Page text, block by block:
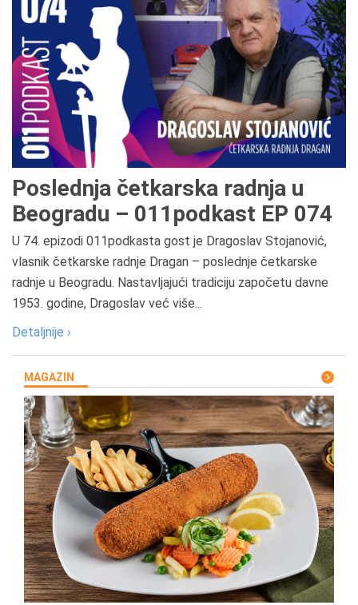
Poslednja četkarska radnja u
Beogradu – 011podkast EP 074
U 74. epizodi 011podkasta gost je Dragoslav Stojanović,
vlasnik četkarske radnje Dragan – poslednje četkarske
radnje u Beogradu. Nastavljajući tradiciju započetu davne
1953. godine, Dragoslav već više...
Detaljnije ›
MAGAZIN